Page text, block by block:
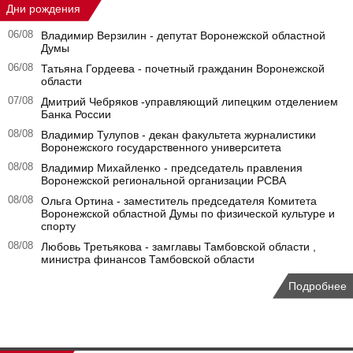
Дни рождения
06/08
Владимир Верзилин - депутат Воронежской областной
Думы
06/08
Татьяна Гордеева - почетный гражданин Воронежской
области
07/08
Дмитрий Чебряков -управляющий липецким отделением
Банка России
08/08
Владимир Тулупов - декан факультета журналистики
Воронежского государственного университета
08/08
Владимир Михайленко - председатель правления
Воронежской региональной организации РСВА
08/08
Ольга Ортина - заместитель председателя Комитета
Воронежской областной Думы по физической культуре и
спорту
08/08
Любовь Третьякова - замглавы Тамбовской области ,
министра финансов Тамбовской области
Подробнее